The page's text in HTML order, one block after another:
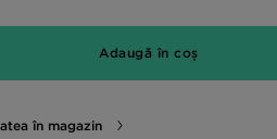
Adaugă în coș
în magazin